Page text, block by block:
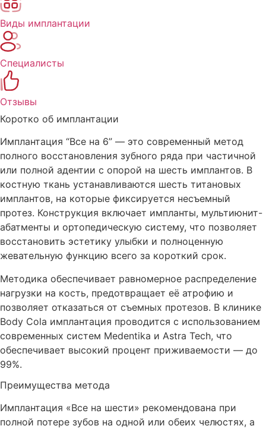
Виды имплантации
Специалисты
Отзывы
Коротко об имплантации
Имплантация “Все на 6” — это современный метод
полного восстановления зубного ряда при частичной
или полной адентии с опорой на шесть имплантов. В
костную ткань устанавливаются шесть титановых
имплантов, на которые фиксируется несъемный
протез. Конструкция включает импланты, мультиюнит-
абатменты и ортопедическую систему, что позволяет
восстановить эстетику улыбки и полноценную
жевательную функцию всего за короткий срок.
Методика обеспечивает равномерное распределение
нагрузки на кость, предотвращает её атрофию и
позволяет отказаться от съемных протезов. В клинике
Body Cola имплантация проводится с использованием
современных систем Medentika и Astra Tech, что
обеспечивает высокий процент приживаемости — до
99%.
Преимущества метода
Имплантация «Все на шести» рекомендована при
полной потере зубов на одной или обеих челюстях, а